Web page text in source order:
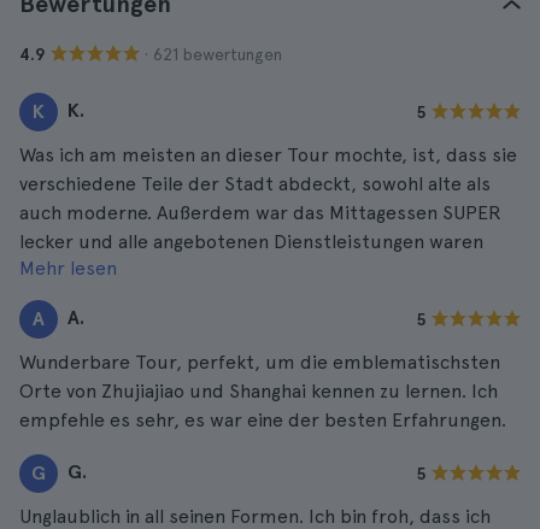
4.9 · 621 bewertungen
K K. 5
Was ich am meisten an dieser Tour mochte, ist, dass sie
verschiedene Teile der Stadt abdeckt, sowohl alte als
auch moderne. Außerdem war das Mittagessen SUPER
lecker und alle angebotenen Dienstleistungen waren
großartig.
Mehr lesen
A A. 5
Wunderbare Tour, perfekt, um die emblematischsten
Orte von Zhujiajiao und Shanghai kennen zu lernen. Ich
empfehle es sehr, es war eine der besten Erfahrungen.
G G. 5
Unglaublich in all seinen Formen. Ich bin froh, dass ich